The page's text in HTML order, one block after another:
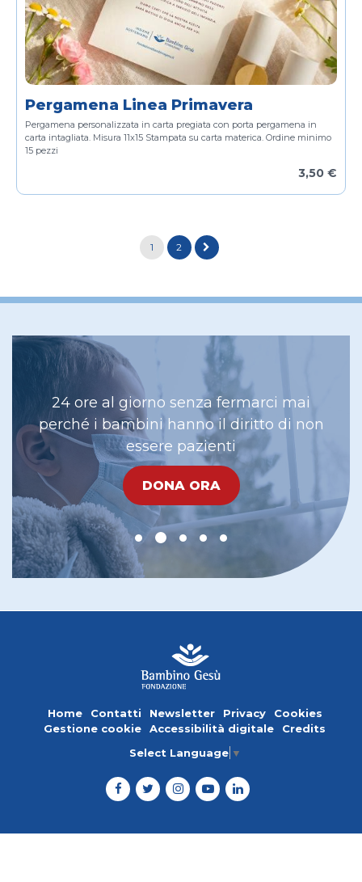
Pergamena Linea Primavera
Pergamena personalizzata in carta pregiata con porta pergamena in
carta intagliata. Misura 11x15 Stampata su carta materica. Ordine minimo
15 pezzi
3,50 €
1 2
24 ore al giorno senza fermarci mai
perché i bambini hanno il diritto di non
essere pazienti
DONA ORA
Home Contatti Newsletter Privacy
Cookies
Gestione cookie
Accessibilità digitale
Credits
Select Language ▼